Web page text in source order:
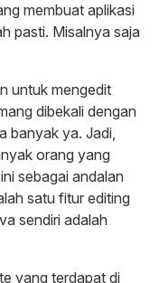
membuat aplikasi
pasti. Misalnya saja
untuk mengedit
dibekali dengan
banyak ya. Jadi,
orang yang
sebagai andalan
satu fitur editing
sendiri adalah
yang terdapat di